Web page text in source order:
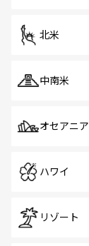
北米
中南米
オセアニア
ハワイ
リゾート